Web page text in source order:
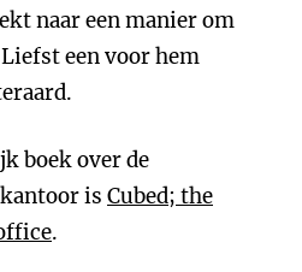
naar een manier om
een voor hem
boek over de
is Cubed; the
.